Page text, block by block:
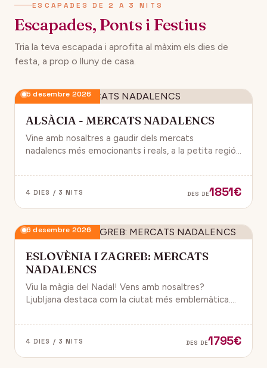
ESCAPADES DE 2 A 3 NITS
Escapades, Ponts i Festius
Tria la teva escapada i aprofita al màxim els dies de
festa, a prop o lluny de casa.
5 desembre 2026
ALSÀCIA - MERCATS NADALENCS
Vine amb nosaltres a gaudir dels mercats
nadalencs més emocionants i reals, a la petita regió
4 DIES / 3 NITS DES DE1851€
6 desembre 2026
ESLOVÈNIA I ZAGREB: MERCATS
NADALENCS
Viu la màgia del Nadal! Vens amb nosaltres?
Ljubljana destaca com la ciutat més emblemàtica.
destinacions nadalenques d’Europa.
4 DIES / 3 NITS DES DE1795€